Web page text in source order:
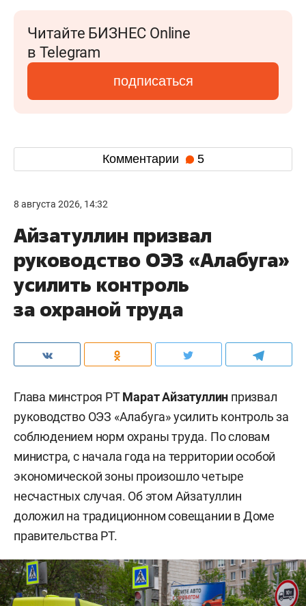
Читайте БИЗНЕС Online
в Telegram
подписаться
Комментарии 5
8 августа 2026, 14:32
Айзатуллин призвал
руководство ОЭЗ «Алабуга»
усилить контроль
за охраной труда
Глава минстроя РТМарат Айзатуллин призвал
руководство ОЭЗ «Алабуга» усилить контроль за
соблюдением норм охраны труда. По словам
министра, с начала года на территории особой
экономической зоны произошло четыре
несчастных случая. Об этом Айзатуллин
доложил на традиционном совещании в Доме
правительства РТ.